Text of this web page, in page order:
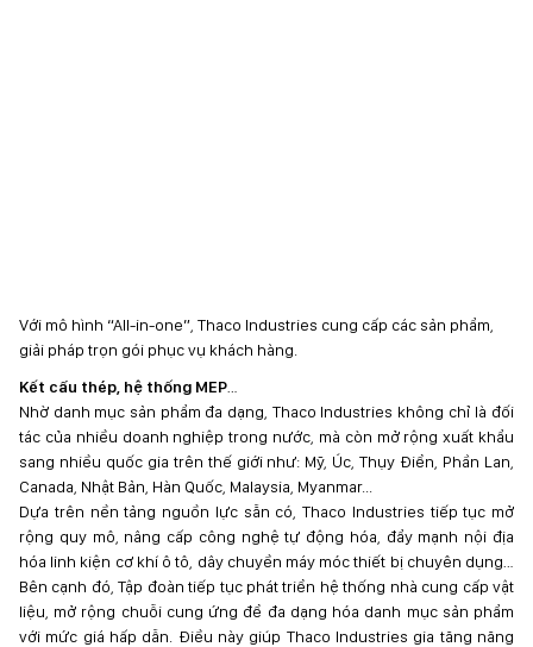
Với mô hình “All-in-one”, Thaco Industries cung cấp các sản phẩm,
giải pháp trọn gói phục vụ khách hàng.
Kết cấu thép, hệ thống MEP
Nhờ danh mục sản phẩm đa dạng, Thaco Industries không chỉ là đối
tác của nhiều doanh nghiệp trong nước, mà còn mở rộng xuất khẩu
sang nhiều quốc gia trên thế giới như: Mỹ, Úc, Thụy Điển, Phần Lan,
Canada, Nhật Bản, Hàn Quốc, Malaysia, Myanmar...
Dựa trên nền tảng nguồn lực sẵn có, Thaco Industries tiếp tục mở
rộng quy mô, nâng cấp công nghệ tự động hóa, đẩy mạnh nội địa
hóa linh kiện cơ khí ô tô, dây chuyền máy móc thiết bị chuyên dụng…
Bên cạnh đó, Tập đoàn tiếp tục phát triển hệ thống nhà cung cấp vật
liệu, mở rộng chuỗi cung ứng để đa dạng hóa danh mục sản phẩm
với mức giá hấp dẫn. Điều này giúp Thaco Industries gia tăng năng